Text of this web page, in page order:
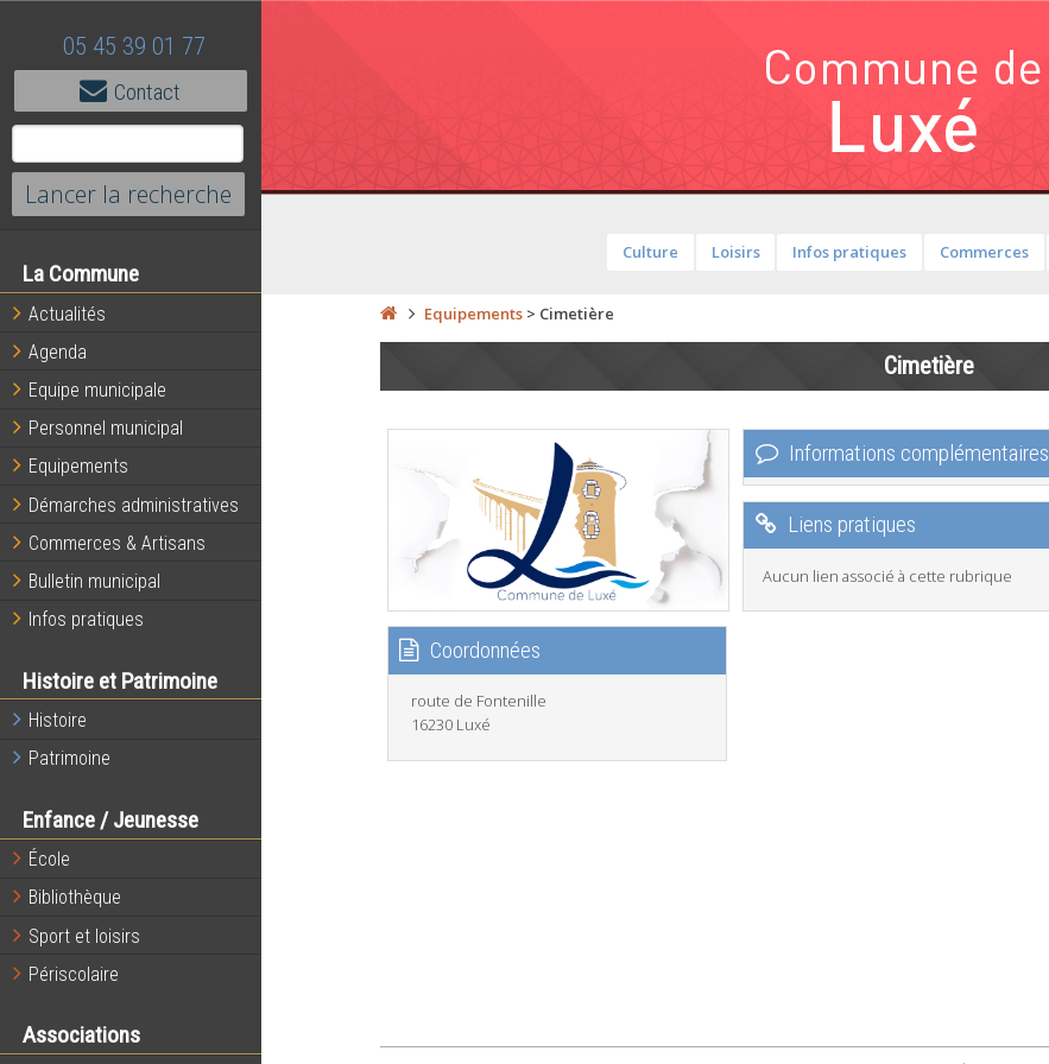
05 45 39 01 77
Contact
La Commune
Actualités
Agenda
Equipe municipale
Personnel municipal
Equipements
Démarches administratives
Commerces & Artisans
Bulletin municipal
Infos pratiques
Histoire et Patrimoine
Histoire
Patrimoine
Enfance / Jeunesse
École
Bibliothèque
Sport et loisirs
Périscolaire
Associations
Culture Loisirs Infos pratiques Commerces
Equipements> Cimetière
Cimetière
Coordonnées
route de Fontenille
16230 Luxé
Informations complémentaires
Liens pratiques
Aucun lien associé à cette rubrique